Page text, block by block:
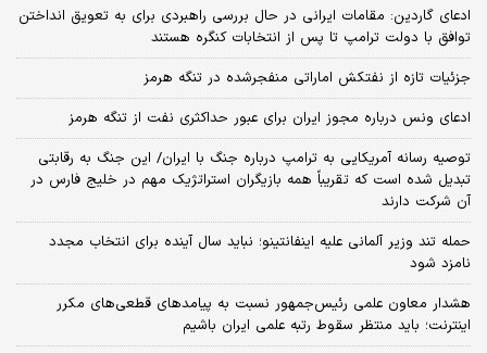
ادعای گاردین: مقامات ایرانی در حال بررسی راهبردی برای به تعویق انداختن
توافق با دولت ترامپ تا پس از انتخابات کنگره هستند
جزئیات تازه از نفتکش اماراتی منفجرشده در تنگه هرمز
ادعای ونس درباره مجوز ایران برای عبور حداکثری نفت از تنگه هرمز
توصیه رسانه آمریکایی به ترامپ درباره جنگ با ایران/ این جنگ به رقابتی
تبدیل شده است که تقریباً همه بازیگران استراتژیک مهم در خلیج فارس در
آن شرکت دارند
حمله تند وزیر آلمانی علیه اینفانتینو؛ نباید سال آینده برای انتخاب مجدد
نامزد شود
هشدار معاون علمی رئیس‌جمهور نسبت به پیامدهای قطعی‌های مکرر
اینترنت؛ باید منتظر سقوط رتبه علمی ایران باشیم